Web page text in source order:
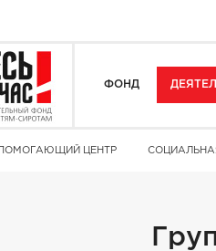
ФОНД
ПОМОГАЮЩИЙ ЦЕНТР